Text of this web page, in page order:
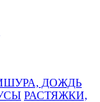
ДОЖДЬ
РАСТЯЖКИ,